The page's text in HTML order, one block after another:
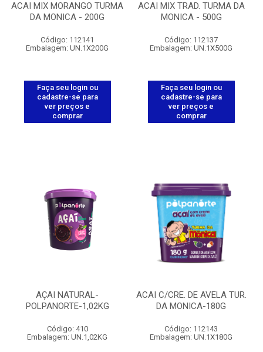
ACAI MIX MORANGO TURMA
DA MONICA - 200G
Código: 112141
Embalagem: UN.1X200G
Faça seu login ou
cadastre-se para
ver preços e
comprar
ACAI MIX TRAD. TURMA DA
MONICA - 500G
Código: 112137
Embalagem: UN.1X500G
Faça seu login ou
cadastre-se para
ver preços e
comprar
AÇAI NATURAL-
POLPANORTE-1,02KG
Código: 410
Embalagem: UN.1,02KG
ACAI C/CRE. DE AVELA TUR.
DA MONICA-180G
Código: 112143
Embalagem: UN.1X180G